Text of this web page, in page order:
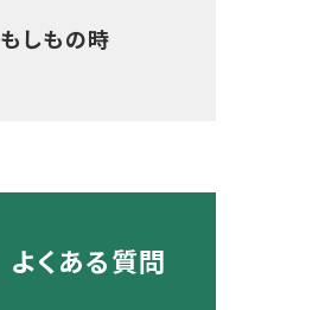
もしもの時
よくある質問